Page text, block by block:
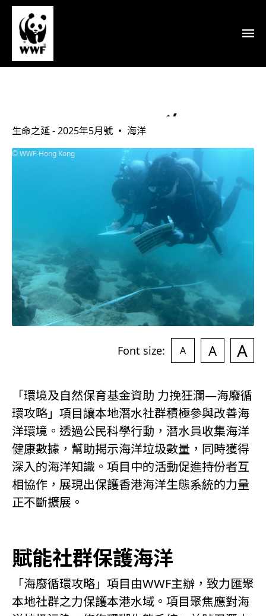
協力修復香港海洋
生命之延 - 2025年5月號 海洋
WWF-Hong Kong
Font size: A A A
「環境及自然保育基金資助 力挽狂瀾―海廢循
環攻略」項目讓本地潛水社群積極參與改善海
洋環境。透過公民科學行動，潛水員收集海洋
健康數據，幫助揭示海洋垃圾數量，同時獲得
深入的海洋知識。項目中的活動促進持份者互
相協作，展現出保護香港海洋生態系統的力量
正不斷擴展。
賦能社群保護海洋
「海廢循環攻略」項目由WWF主辦，致力匯聚
本地社群之力保護本港水域。項目聚焦應對海